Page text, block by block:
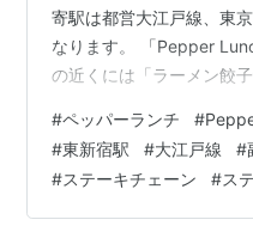
寄駅は都営大江戸線、東
なります。 「Pepper
の近くには「ラーメン餃
リーズコーヒー」「Royal
「Bamiyan バーミヤン」
#ペッパーランチ #
#東新宿駅 #大江戸線 #
#ステーキチェーン #ス